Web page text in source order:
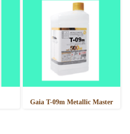
Gaia T-09m Metallic Master